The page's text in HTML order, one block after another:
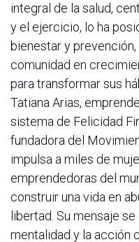
integral de la salud,
y el ejercicio, lo ha
bienestar y prevención,
comunidad en
para transformar sus
Tatiana Arias,
sistema de Felicidad
fundadora del
impulsa a miles de
emprendedoras del
construir una vida en
libertad. Su mensaje
mentalidad y la acción